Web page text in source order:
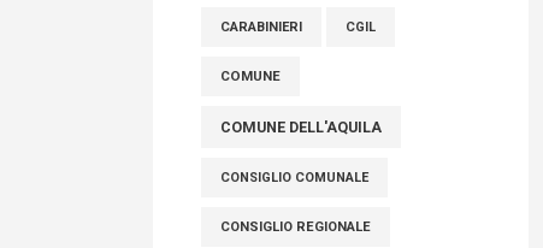
tra cui molti abruzzesi"
06 Agosto 2026
CARABINIERI CGIL
COMUNE
COMUNE DELL'AQUILA
CONSIGLIO COMUNALE
CONSIGLIO REGIONALE